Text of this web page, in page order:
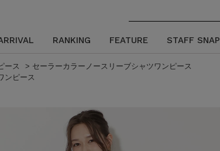
RANKING FEATURE STAFF SNAP
ース > セーラーカラーノースリーブシャツワンピース
ンピース